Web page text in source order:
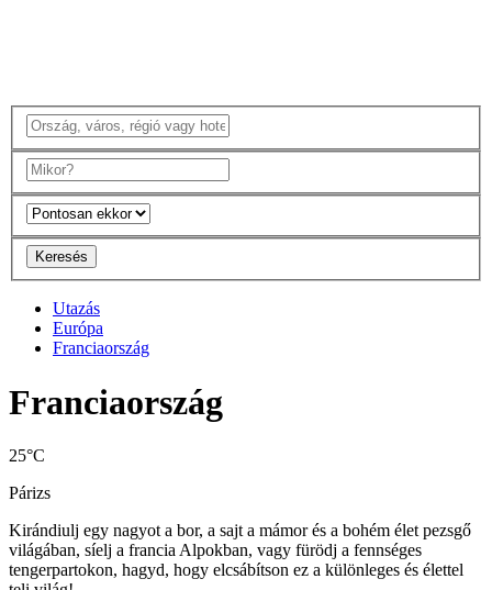
Keresés
Utazás
Európa
Franciaország
Franciaország
25°C
Párizs
Kirándiulj egy nagyot a bor, a sajt a mámor és a bohém élet pezsgő
világában, síelj a francia Alpokban, vagy fürödj a fennséges
tengerpartokon, hagyd, hogy elcsábítson ez a különleges és élettel